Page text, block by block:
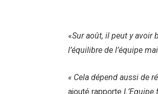
«Sur août, il peut y avoir
l’équilibre de l’équipe
« Cela dépend aussi de
ajouté rapporte